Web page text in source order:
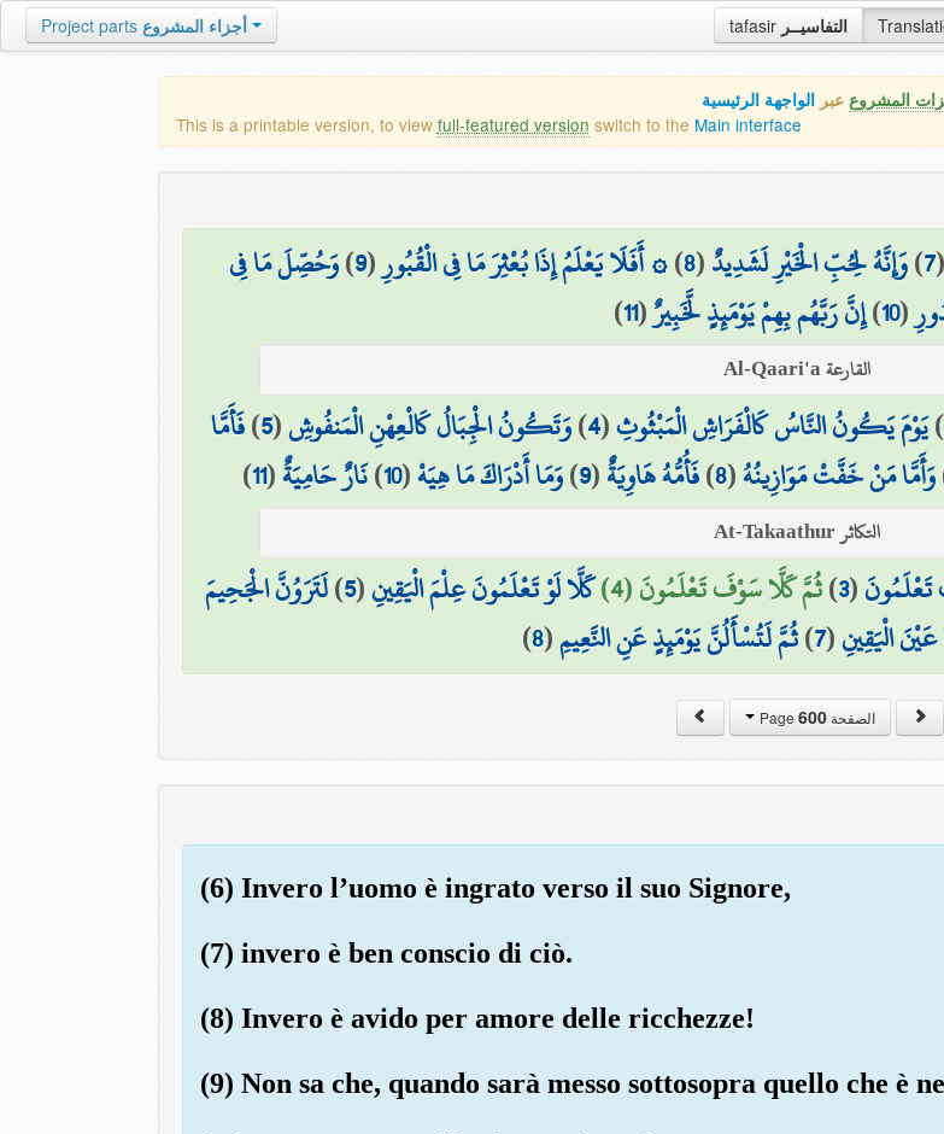
tafasir التفاسيــر Project parts أجزاء المشروع
المشروع عبر الواجهة الرئيسية
This is a printable version, to view full-featured version switch to the Main interface
(
7
)وَإِنَّهُ لِحُبِّ الْخَيْرِ لَشَدِيدٌ(
8
)۞ أَفَلَا يَعْلَمُ إِذَا بُعْثِرَ مَا فِي الْقُبُورِ(
9
)وَحُصِّلَ مَا فِي
(
10
)إِنَّ رَبَّهُم بِهِمْ يَوْمَئِذٍ لَّخَبِيرٌ(
11
)
القارعة Al-Qaari'a
)يَوْمَ يَكُونُ النَّاسُ كَالْفَرَاشِ الْمَبْثُوثِ(
4
)وَتَكُونُ الْجِبَالُ كَالْعِهْنِ الْمَنفُوشِ(
5
)فَأَمَّا
وَأَمَّا مَنْ خَفَّتْ مَوَازِينُهُ(
8
)فَأُمُّهُ هَاوِيَةٌ(
9
)وَمَا أَدْرَاكَ مَا هِيَهْ(
10
)نَارٌ حَامِيَةٌ(
11
)
التكاثر At-Takaathur
(
3
)ثُمَّ كَلَّا سَوْفَ تَعْلَمُونَ (4) كَلَّا لَوْ تَعْلَمُونَ عِلْمَ الْيَقِينِ(
5
)لَتَرَوُنَّ الْجَحِيمَ
الْيَقِينِ(
7
)ثُمَّ لَتُسْأَلُنَّ يَوْمَئِذٍ عَنِ النَّعِيمِ(
8
)
الصفحة Page600
(6) Invero l’uomo è ingrato verso il suo Signore,
(7) invero è ben conscio di ciò.
(8) Invero è avido per amore delle ricchezze!
(9) Non sa che, quando sarà messo sottosopra quello che è